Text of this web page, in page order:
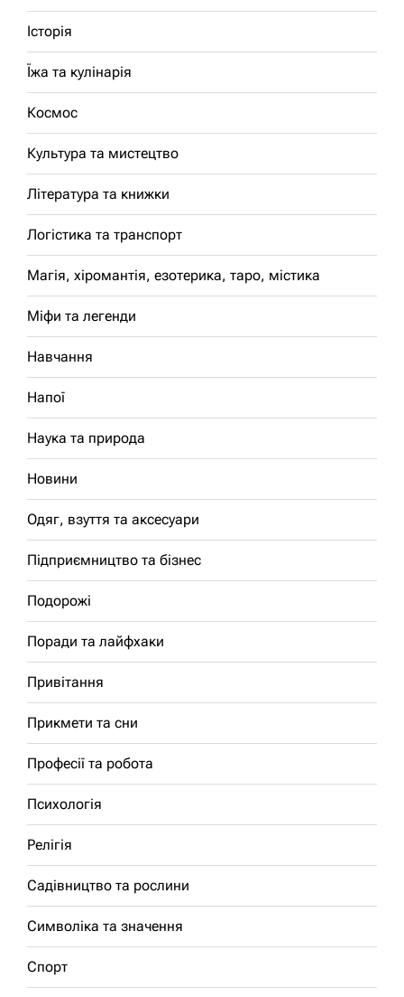
Історія
Їжа та кулінарія
Космос
Культура та мистецтво
Література та книжки
Логістика та транспорт
Магія, хіромантія, езотерика, таро, містика
Міфи та легенди
Навчання
Напої
Наука та природа
Новини
Одяг, взуття та аксесуари
Підприємництво та бізнес
Подорожі
Поради та лайфхаки
Привітання
Прикмети та сни
Професії та робота
Психологія
Релігія
Садівництво та рослини
Символіка та значення
Спорт